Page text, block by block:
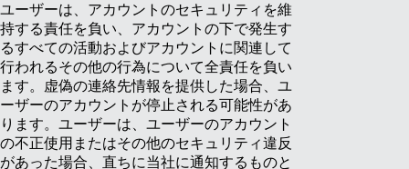
ユーザーは、アカウントのセキュリティを維
持する責任を負い、アカウントの下で発生す
るすべての活動およびアカウントに関連して
行われるその他の行為について全責任を負い
ます。虚偽の連絡先情報を提供した場合、ユ
ーザーのアカウントが停止される可能性があ
ります。ユーザーは、ユーザーのアカウント
の不正使用またはその他のセキュリティ違反
があった場合、直ちに当社に通知するものと